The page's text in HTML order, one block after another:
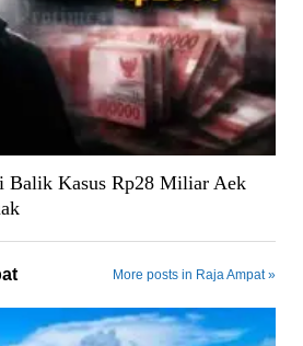
Balik Kasus Rp28 Miliar Aek
More posts in Raja Ampat »